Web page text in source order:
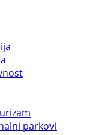
parkovi